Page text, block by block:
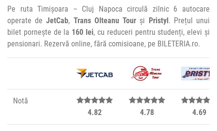
Pe ruta Timișoara – Cluj Napoca circulă zilnic 6 autocare
operate deJetCab, Trans Olteanu Tour și Pristyl . Prețul unui
bilet pornește de la 160 lei, cu reduceri pentru studenți, elevi și
pensionari. Rezervă online, fără comisioane, pe BILETERIA.ro.
Notă
4.82
4.78 4.69